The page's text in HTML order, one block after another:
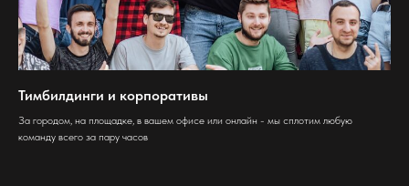
Тимбилдинги и корпоративы
За городом, на площадке, в вашем офисе или онлайн - мы сплотим любую
команду всего за пару часов